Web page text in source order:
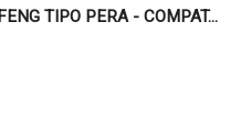
TIPO PERA - COMPAT...